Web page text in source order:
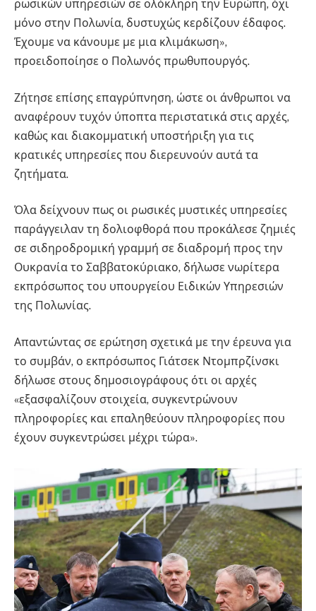
ρωσικών υπηρεσιών σε ολόκληρη την Ευρώπη, όχι
μόνο στην Πολωνία, δυστυχώς κερδίζουν έδαφος.
Έχουμε να κάνουμε με μια κλιμάκωση»,
προειδοποίησε ο Πολωνός πρωθυπουργός.
Ζήτησε επίσης επαγρύπνηση, ώστε οι άνθρωποι να
αναφέρουν τυχόν ύποπτα περιστατικά στις αρχές,
καθώς και διακομματική υποστήριξη για τις
κρατικές υπηρεσίες που διερευνούν αυτά τα
ζητήματα.
Όλα δείχνουν πως οι ρωσικές μυστικές υπηρεσίες
παράγγειλαν τη δολιοφθορά που προκάλεσε ζημιές
σε σιδηροδρομική γραμμή σε διαδρομή προς την
Ουκρανία το Σαββατοκύριακο, δήλωσε νωρίτερα
εκπρόσωπος του υπουργείου Ειδικών Υπηρεσιών
της Πολωνίας.
Απαντώντας σε ερώτηση σχετικά με την έρευνα για
το συμβάν, ο εκπρόσωπος Γιάτσεκ Ντομπρζίνσκι
δήλωσε στους δημοσιογράφους ότι οι αρχές
«εξασφαλίζουν στοιχεία, συγκεντρώνουν
πληροφορίες και επαληθεύουν πληροφορίες που
έχουν συγκεντρώσει μέχρι τώρα».